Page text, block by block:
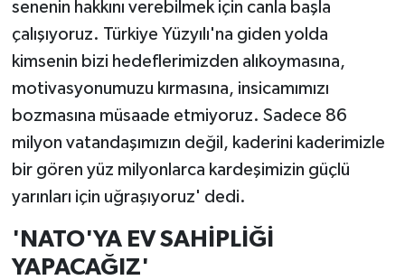
senenin hakkını verebilmek için canla başla
çalışıyoruz. Türkiye Yüzyılı'na giden yolda
kimsenin bizi hedeflerimizden alıkoymasına,
motivasyonumuzu kırmasına, insicamımızı
bozmasına müsaade etmiyoruz. Sadece 86
milyon vatandaşımızın değil, kaderini kaderimizle
bir gören yüz milyonlarca kardeşimizin güçlü
yarınları için uğraşıyoruz' dedi.
'NATO'YA EV SAHİPLİĞİ
YAPACAĞIZ'